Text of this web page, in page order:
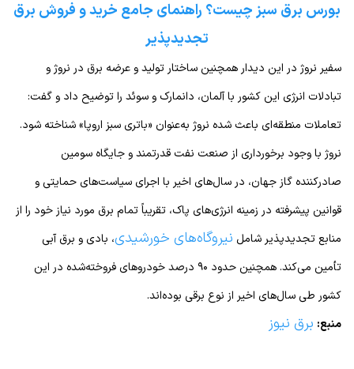
بورس برق سبز چیست؟ راهنمای جامع خرید و فروش برق
تجدیدپذیر
سفیر نروژ در این دیدار همچنین ساختار تولید و عرضه برق در نروژ و
تبادلات انرژی این کشور با آلمان، دانمارک و سوئد را توضیح داد و گفت:
تعاملات منطقه‌ای باعث شده نروژ به‌عنوان «باتری سبز اروپا» شناخته شود.
نروژ با وجود برخورداری از صنعت نفت قدرتمند و جایگاه سومین
صادرکننده گاز جهان، در سال‌های اخیر با اجرای سیاست‌های حمایتی و
قوانین پیشرفته در زمینه انرژی‌های پاک، تقریباً تمام برق مورد نیاز خود را از
منابع تجدیدپذیر شامل نیروگاه‌های خورشیدی، بادی و برق آبی
تأمین می‌کند. همچنین حدود ۹۰ درصد خودروهای فروخته‌شده در این
کشور طی سال‌های اخیر از نوع برقی بوده‌اند.
منبع: برق نیوز